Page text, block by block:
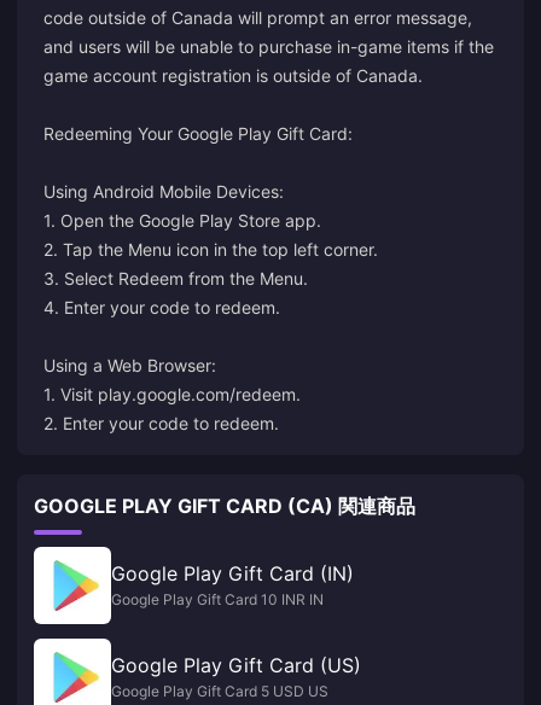
code outside of Canada will prompt an error message,
and users will be unable to purchase in-game items if the
game account registration is outside of Canada.
Redeeming Your Google Play Gift Card:
Using Android Mobile Devices:
1. Open the Google Play Store app.
2. Tap the Menu icon in the top left corner.
3. Select Redeem from the Menu.
4. Enter your code to redeem.
Using a Web Browser:
1. Visit play.google.com/redeem.
2. Enter your code to redeem.
GOOGLE PLAY GIFT CARD (CA) 関連商品
Google Play Gift Card (IN)
Google Play Gift Card 10 INR IN
Google Play Gift Card (US)
Google Play Gift Card 5 USD US